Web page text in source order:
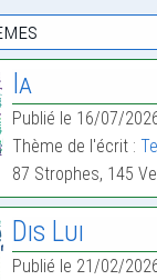
Ia
Publié le 16/07/
Thème de l'écrit :
87 Strophes, 145 Vers
Dis Lui
Publié le 21/02/